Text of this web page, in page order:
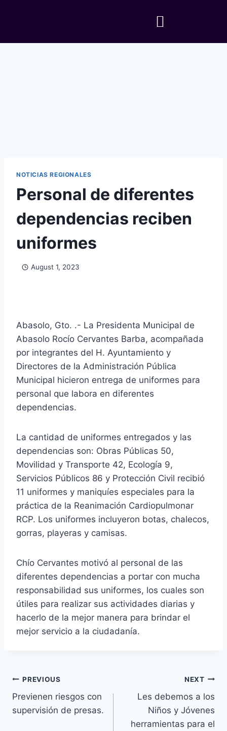
NOTICIAS REGIONALES
Personal de diferentes
dependencias reciben
uniformes
August 1, 2023
Abasolo, Gto. .- La Presidenta Municipal de
Abasolo Rocío Cervantes Barba, acompañada
por integrantes del H. Ayuntamiento y
Directores de la Administración Pública
Municipal hicieron entrega de uniformes para
personal que labora en diferentes
dependencias.
La cantidad de uniformes entregados y las
dependencias son: Obras Públicas 50,
Movilidad y Transporte 42, Ecología 9,
Servicios Públicos 86 y Protección Civil recibió
11 uniformes y maniquíes especiales para la
práctica de la Reanimación Cardiopulmonar
RCP. Los uniformes incluyeron botas, chalecos,
gorras, playeras y camisas.
Chío Cervantes motivó al personal de las
diferentes dependencias a portar con mucha
responsabilidad sus uniformes, los cuales son
útiles para realizar sus actividades diarias y
hacerlo de la mejor manera para brindar el
mejor servicio a la ciudadanía.
PREVIOUS
Previenen riesgos con
supervisión de presas.
NEXT
Les debemos a los
Niños y Jóvenes
herramientas para el